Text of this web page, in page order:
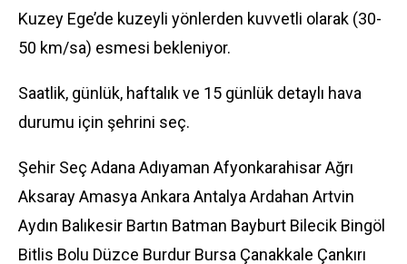
Kuzey Ege’de kuzeyli yönlerden kuvvetli olarak (30-
50 km/sa) esmesi bekleniyor.
Saatlik, günlük, haftalık ve 15 günlük detaylı hava
durumu için şehrini seç.
Şehir Seç Adana Adıyaman Afyonkarahisar Ağrı
Aksaray Amasya Ankara Antalya Ardahan Artvin
Aydın Balıkesir Bartın Batman Bayburt Bilecik Bingöl
Bitlis Bolu Düzce Burdur Bursa Çanakkale Çankırı